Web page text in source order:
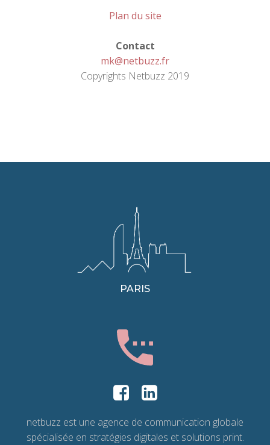
Plan du site
Contact
mk@netbuzz.fr
Copyrights Netbuzz 2019
PARIS
netbuzz est une agence de communication globale
spécialisée en stratégies digitales et solutions print.